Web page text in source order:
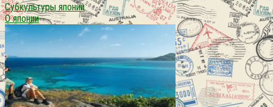
Субкультуры японии
О японии